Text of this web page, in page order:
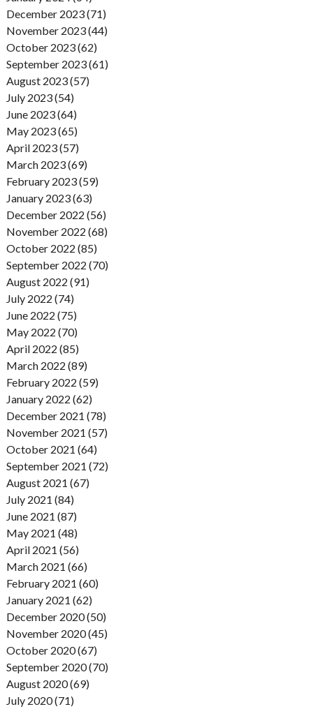
December 2023 (71)
November 2023 (44)
October 2023 (62)
September 2023 (61)
August 2023 (57)
July 2023 (54)
June 2023 (64)
May 2023 (65)
April 2023 (57)
March 2023 (69)
February 2023 (59)
January 2023 (63)
December 2022 (56)
November 2022 (68)
October 2022 (85)
September 2022 (70)
August 2022 (91)
July 2022 (74)
June 2022 (75)
May 2022 (70)
April 2022 (85)
March 2022 (89)
February 2022 (59)
January 2022 (62)
December 2021 (78)
November 2021 (57)
October 2021 (64)
September 2021 (72)
August 2021 (67)
July 2021 (84)
June 2021 (87)
May 2021 (48)
April 2021 (56)
March 2021 (66)
February 2021 (60)
January 2021 (62)
December 2020 (50)
November 2020 (45)
October 2020 (67)
September 2020 (70)
August 2020 (69)
July 2020 (71)